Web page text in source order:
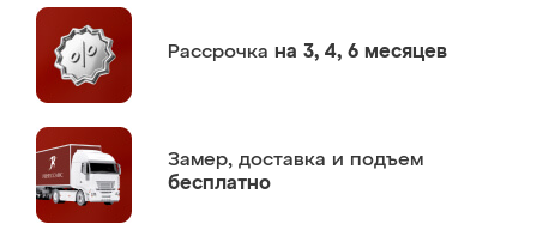
Рассрочка на 3, 4, 6 месяцев
Замер, доставка и подъем
бесплатно